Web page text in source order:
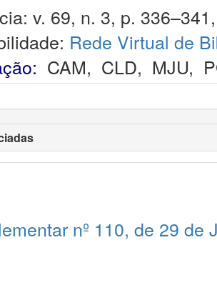
v. 69, n. 3, p.
Rede Virtual de
CAM, CLD, MJU,
nº 110, de 29 de